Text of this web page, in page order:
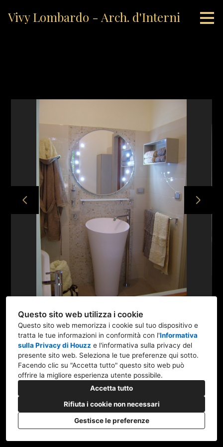
Questo sito web utilizza i cookie
Questo sito web memorizza i cookie sul tuo dispositivo e
tratta le tue informazioni in conformità con l'Informativa
sulla Privacy di Houzz e l'informativa sulla privacy del
presente sito web. Seleziona le tue preferenze qui sotto.
Facendo clic su "Accetta tutto" questo sito web può
offrire la migliore esperienza utente possibile.
Accetta tutto
Rifiuta i cookie non necessari
Gestisce le preferenze
Passa
ai
Vivy Lombardo - Arch. d'Interni
HOME
CHI SIAMO
PROGETTI
CONTATTO
95125 Catania CT
+39 3807680686
ufficio.vivydesign@gmail.com
CREATO CON
Privacy Policy
Impostazione dei cookie